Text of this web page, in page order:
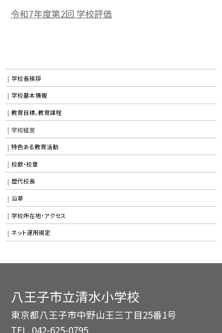
令和7年度第2回 学校評価
学校長挨拶
学校基本情報
教育目標、教育課程
学校経営
特色ある教育活動
校歌・校章
歴代校長
沿革
学校所在地・アクセス
ネット運用規定
八王子市立清水小学校
東京都八王子市中野山王三丁目25番1号
TEL. 042-625-0795